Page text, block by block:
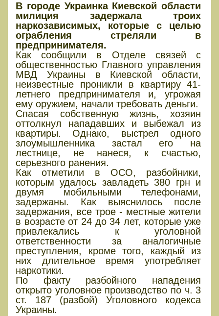
В городе Украинка Киевской области
милиция задержала троих
наркозависимых, которые с целью
ограбления стреляли в
предпринимателя.
Как сообщили в Отделе связей с
общественностью Главного управления
МВД Украины в Киевской области,
неизвестные проникли в квартиру 41-
летнего предпринимателя и, угрожая
ему оружием, начали требовать деньги.
Спасая собственную жизнь, хозяин
оттолкнул нападавших и выбежал из
квартиры. Однако, выстрел одного
злоумышленника застал его на
лестнице, не нанеся, к счастью,
серьезного ранения.
Как отметили в ОСО, разбойники,
которым удалось завладеть 380 грн и
двумя мобильными телефонами,
задержаны. Как выяснилось после
задержания, все трое - местные жители
в возрасте от 24 до 34 лет, которые уже
привлекались к уголовной
ответственности за аналогичные
преступления, кроме того, каждый из
них длительное время употребляет
наркотики.
По факту разбойного нападения
открыто уголовное производство по ч. 3
ст. 187 (разбой) Уголовного кодекса
Украины.